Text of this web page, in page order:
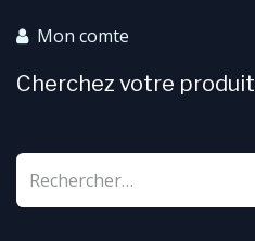
Mon comte
Cherchez votre produit